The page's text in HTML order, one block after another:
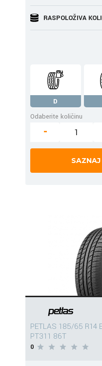
RASPOLOŽIVA
D
Odaberite količinu
-
SAZNAJ
PETLAS 185/65 R14
PT311 86T
0